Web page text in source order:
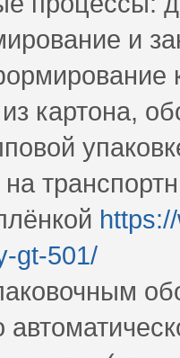
и
картона,
gt-501/